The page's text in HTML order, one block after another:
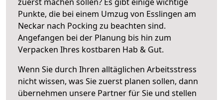
Punkte, die bei einem Umzug von Esslingen am
Neckar nach Pocking zu beachten sind.
Angefangen bei der Planung bis hin zum
Verpacken Ihres kostbaren Hab & Gut.
Wenn Sie durch Ihren alltäglichen Arbeitsstress
nicht wissen, was Sie zuerst planen sollen, dann
übernehmen unsere Partner für Sie und stellen